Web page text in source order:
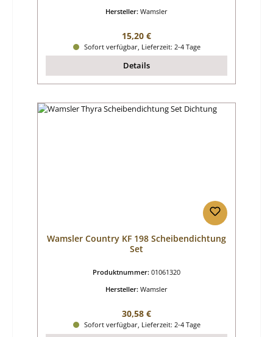
Hersteller: Wamsler
Regulärer Preis:
15,20 €
Sofort verfügbar, Lieferzeit: 2-4 Tage
Details
Wamsler Country KF 198 Scheibendichtung
Set
Produktnummer: 01061320
Hersteller: Wamsler
Regulärer Preis:
30,58 €
Sofort verfügbar, Lieferzeit: 2-4 Tage